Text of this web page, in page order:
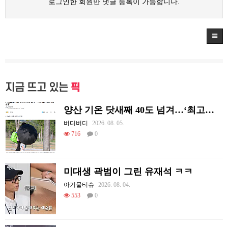
지금 뜨고 있는 픽
양산 기온 닷새째 40도 넘겨…‘최고기온 42도 가능성도’
버디버디
2026. 08. 05.
716
0
미대생 곽범이 그린 유재석 ㅋㅋ
아기물티슈
2026. 08. 04.
553
0